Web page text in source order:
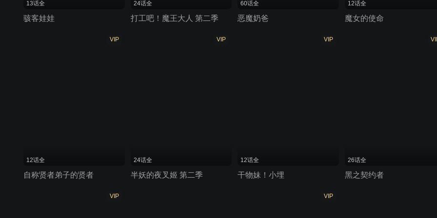
13话全
骇客娃娃
24话全
打工吧！魔王大人 第二季
60话全
恶魔奶爸
12话全
魔女的使命
VIP
12话全
自称贤者弟子的贤者
VIP
24话全
半妖的夜叉姬 第二季
VIP
12话全
干物妹！小埋
26话全
黑之契约者
VIP VIP